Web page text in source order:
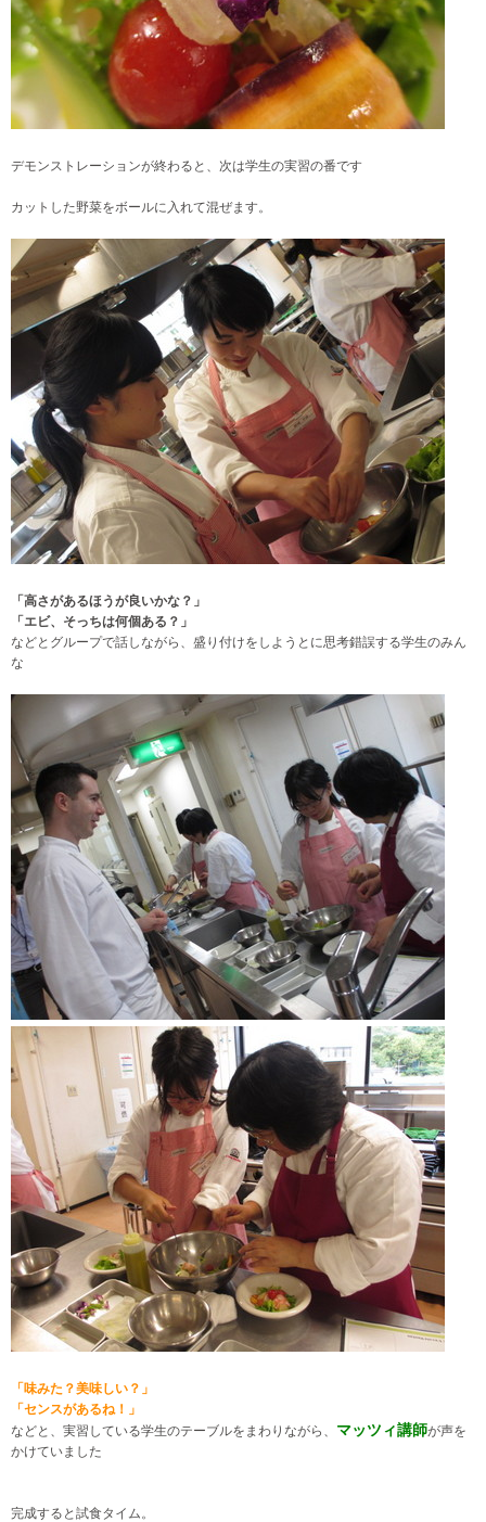
デモンストレーションが終わると、次は学生の実習の番です
カットした野菜をボールに入れて混ぜます。
「高さがあるほうが良いかな？」
「エビ、そっちは何個ある？」
などとグループで話しながら、盛り付けをしようとに思考錯誤する学生のみん
な
「味みた？美味しい？」
「センスがあるね！」
などと、実習している学生のテーブルをまわりながら、 マッツィ講師が声を
かけていました
完成すると試食タイム。